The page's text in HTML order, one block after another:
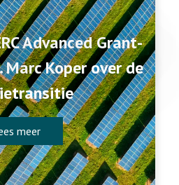
Advanced Grant-
Koper over de
meer